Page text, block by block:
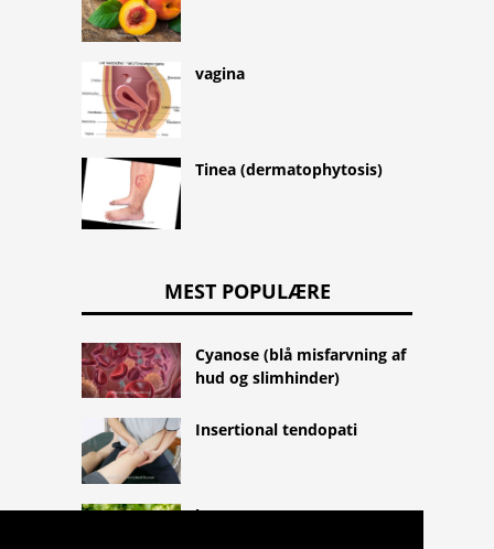
vagina
Tinea (dermatophytosis)
MEST POPULÆRE
Cyanose (blå misfarvning af
hud og slimhinder)
Insertional tendopati
hoppe